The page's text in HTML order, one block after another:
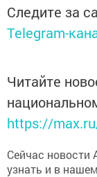
Следите за
Telegram-
Читайте
https://
Сейчас новости
узнать и в нашем